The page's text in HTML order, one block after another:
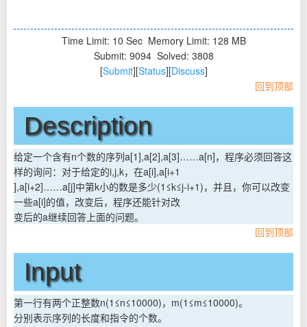
Time Limit: 10 Sec Memory Limit: 128 MB
Submit: 9094 Solved: 3808
[Submit][Status][Discuss]
回到顶部
Description
给定一个含有n个数的序列a[1],a[2],a[3]……a[n]，程序必须回答这
样的询问：对于给定的i,j,k，在a[i],a[i+1
],a[i+2]……a[j]中第k小的数是多少(1≤k≤j-i+1)，并且，你可以改变
一些a[i]的值，改变后，程序还能针对改
变后的a继续回答上面的问题。
回到顶部
Input
第一行有两个正整数n(1≤n≤10000)，m(1≤m≤10000)。
分别表示序列的长度和指令的个数。